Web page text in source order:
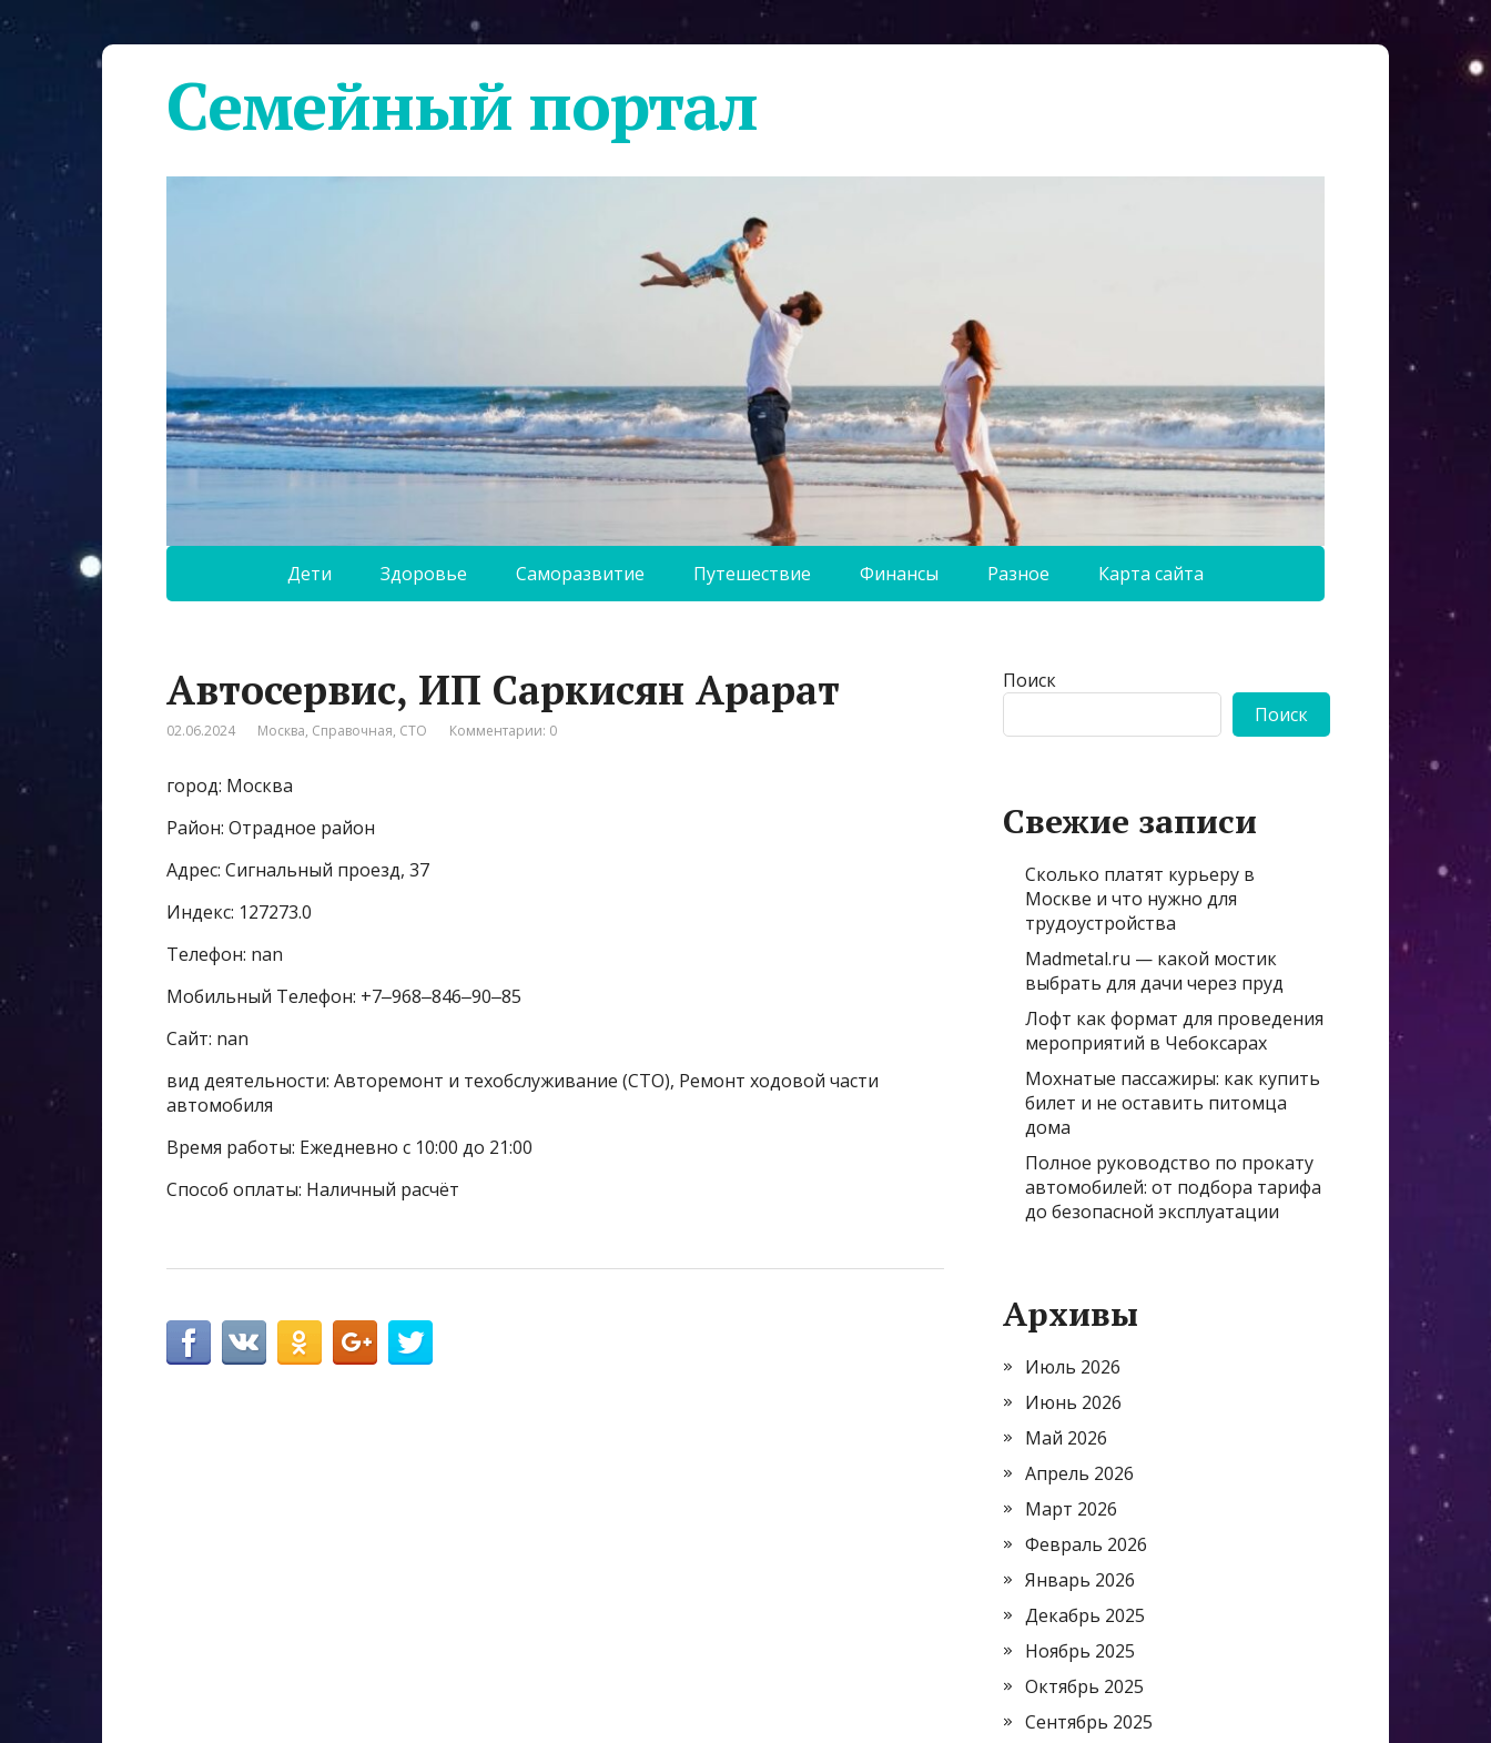
Семейный портал
Дети Здоровье Саморазвитие Путешествие Финансы Разное Карта сайта
Автосервис, ИП Саркисян Арарат
02.06.2024 Москва, Справочная, СТО Комментарии: 0
город: Москва
Район: Отрадное район
Адрес: Сигнальный проезд, 37
Индекс: 127273.0
Телефон: nan
Мобильный Телефон: +7‒968‒846‒90‒85
Сайт: nan
вид деятельности: Авторемонт и техобслуживание (СТО), Ремонт ходовой части
автомобиля
Время работы: Ежедневно с 10:00 до 21:00
Способ оплаты: Наличный расчёт
Поиск
Поиск
Свежие записи
Сколько платят курьеру в
Москве и что нужно для
трудоустройства
Madmetal.ru — какой мостик
выбрать для дачи через пруд
Лофт как формат для проведения
мероприятий в Чебоксарах
Мохнатые пассажиры: как купить
билет и не оставить питомца
дома
Полное руководство по прокату
автомобилей: от подбора тарифа
до безопасной эксплуатации
Архивы
Июль 2026
Июнь 2026
Май 2026
Апрель 2026
Март 2026
Февраль 2026
Январь 2026
Декабрь 2025
Ноябрь 2025
Октябрь 2025
Сентябрь 2025